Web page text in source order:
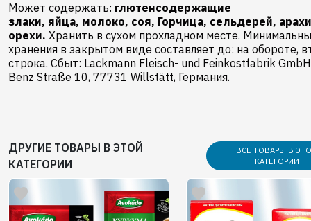
Может содержать: глютенсодержащие
злаки, яйца, молоко, соя, Горчица, сельдерей,
орехи. Хранить в сухом прохладном месте.
хранения в закрытом виде составляет до: на обороте,
строка. Сбыт: Lackmann Fleisch- und Feinkostfabrik
Benz Straße 10, 77731 Willstätt, Германия.
ДРУГИЕ ТОВАРЫ В ЭТОЙ
КАТЕГОРИИ
ВСЕ ТОВАРЫ В
КАТЕГОРИИ